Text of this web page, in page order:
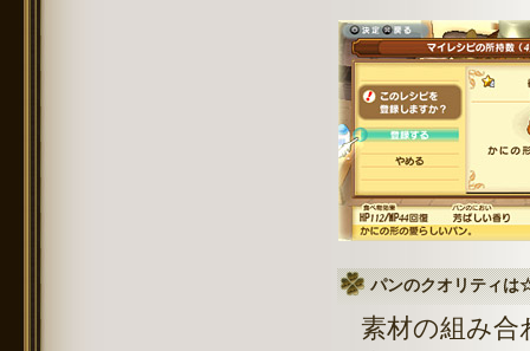
パンのクオリティは
素材の組み